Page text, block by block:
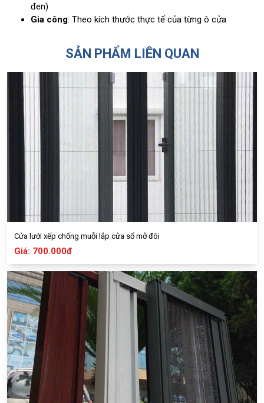
đen)
Gia công: Theo kích thước thực tế của từng ô cửa
SẢN PHẨM LIÊN QUAN
Cửa lưới xếp chống muỗi lắp cửa sổ mở đôi
Giá: 700.000đ